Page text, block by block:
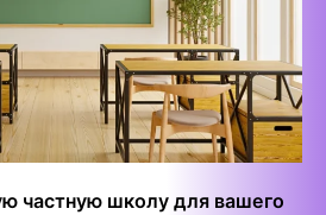
частную школу для вашего